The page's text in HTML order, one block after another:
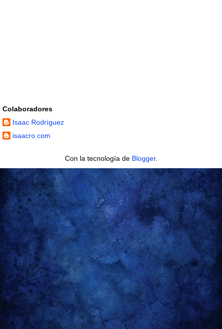
Colaboradores
Isaac Rodríguez
isaacro.com
Con la tecnología de Blogger.